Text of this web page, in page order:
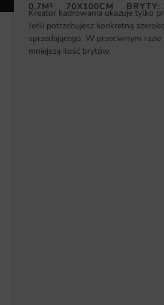
3D
0.7M² 70X100CM BRYTY:
Kreator kadrowania ukazuje tylko
Jeśli potrzebujesz konkretną
sprzedającego. W przeciwnym
mniejszą ilość brytów.